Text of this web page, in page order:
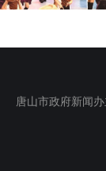
唐山市政府新闻